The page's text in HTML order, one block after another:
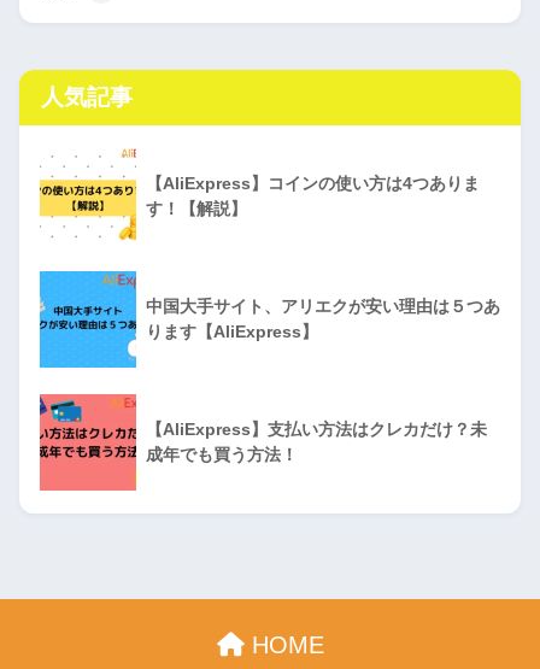
人気記事
【AliExpress】コインの使い方は4つありま
す！【解説】
中国大手サイト、アリエクが安い理由は５つあ
ります【AliExpress】
【AliExpress】支払い方法はクレカだけ？未
成年でも買う方法！
HOME